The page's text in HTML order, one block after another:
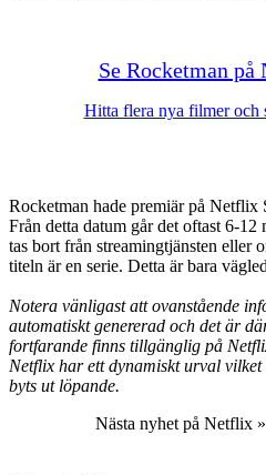
Se Rocketman
Hitta flera nya filmer och
Rocketman hade premiär på Netflix
Från detta datum går det oftast 6-12
tas bort från streamingtjänsten eller
titeln är en serie. Detta är bara
Notera vänligast att ovanstående
automatiskt genererad och det är
fortfarande finns tillgänglig på
Netflix har ett dynamiskt urval
byts ut löpande.
Nästa nyhet på Netflix »